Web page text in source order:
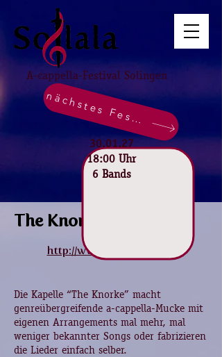
A-cappella-Festival Solingen
30.01.27
18:00 Uhr
6 Bands
nächstes Festival
The Knorke
http://www.theknorke.de
Die Kapelle “The Knorke” macht
genreübergreifende a-cappella-Mucke mit
eigenen Arrangements mal mehr, mal
weniger bekannter Songs oder fabrizieren
die Lieder einfach selber.